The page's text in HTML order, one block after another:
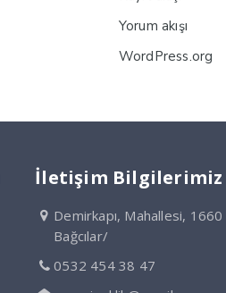
Yorum akışı
WordPress.org
İletişim Bilgilerimiz
Demirkapı, Mahallesi,
Bağcılar/
0532 454 38 47